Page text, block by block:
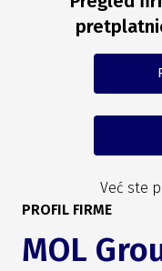
Već ste
PROFIL FIRME
MOL